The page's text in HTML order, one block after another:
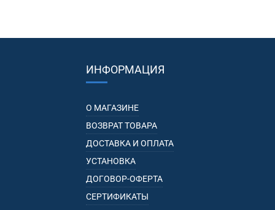
ИНФОРМАЦИЯ
О МАГАЗИНЕ
ВОЗВРАТ ТОВАРА
ДОСТАВКА И ОПЛАТА
УСТАНОВКА
ДОГОВОР-ОФЕРТА
СЕРТИФИКАТЫ